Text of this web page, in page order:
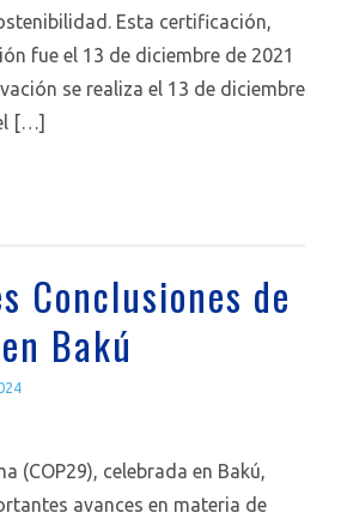
Esta certificación,
fue el 13 de diciembre de 2021
se realiza el 13 de diciembre
[…]
Conclusiones de
Bakú
(COP29), celebrada en Bakú,
avances en materia de